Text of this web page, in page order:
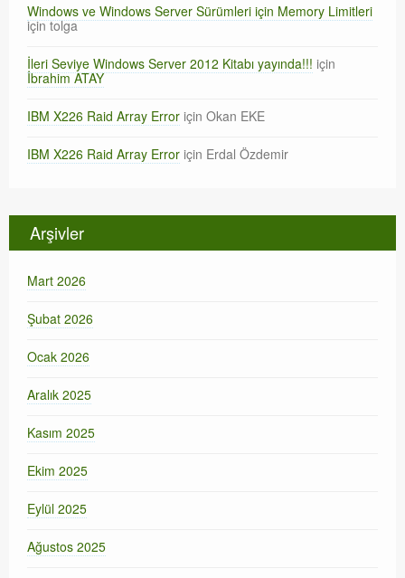
Windows ve Windows Server Sürümleri için Memory Limitleri
içintolga
İleri Seviye Windows Server 2012 Kitabı yayında!!! için
İbrahim ATAY
IBM X226 Raid Array Error için Okan EKE
IBM X226 Raid Array Error için Erdal Özdemir
Arşivler
Mart 2026
Şubat 2026
Ocak 2026
Aralık 2025
Kasım 2025
Ekim 2025
Eylül 2025
Ağustos 2025